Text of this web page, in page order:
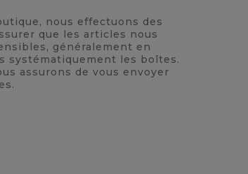
nous effectuons des
que les articles nous
généralement en
systématiquement les boîtes.
assurons de vous envoyer